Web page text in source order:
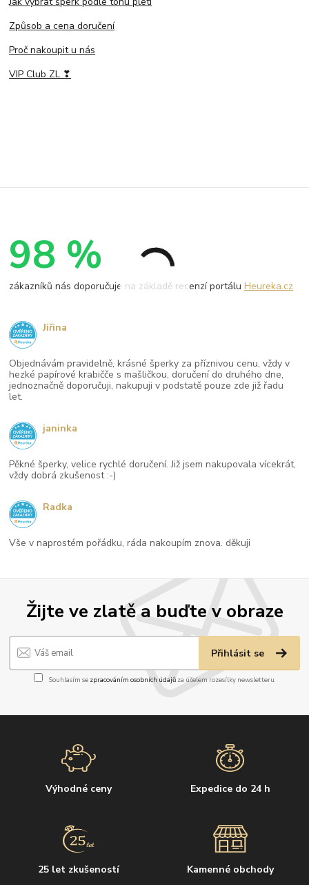
Způsob a cena doručení
Proč nakoupit u nás
VIP Club ZL ❣
Žijte ve zlatě a buďte v obraze
Přihlásit se
Souhlasím se zpracováním osobních údajůza účelem rozesílky newsletteru.
Výhodné ceny Expedice do 24 h
25 let zkušeností Kamenné obchody
98 %
zákazníků nás doporučuje na základě recenzí portáluHeureka.cz
Objednávám pravidelně, krásné šperky za příznivou cenu, vždy v
hezké papírové krabičče s mašličkou, doručení do druhého dne,
jednoznačně doporučuji, nakupuji v podstatě pouze zde již řadu
let.
Jiřina
Pěkné šperky, velice rychlé doručení. Již jsem nakupovala vícekrát,
vždy dobrá zkušenost :-)
janinka
Vše v naprostém pořádku, ráda nakoupím znova. děkuji
Radka